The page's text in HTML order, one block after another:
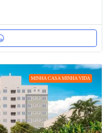
MINHA CASA MINHA VIDA